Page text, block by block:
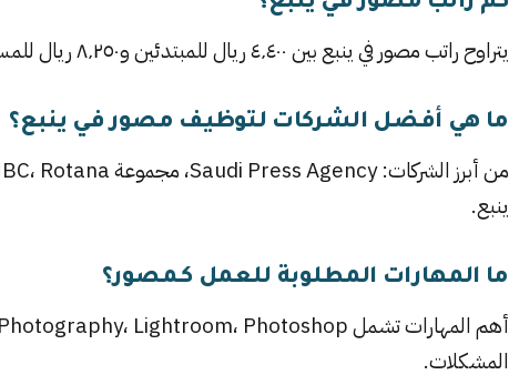
يتراوح راتب مصور في ينبع بين ٤٬٤٠٠ ريال للمبتدئين و٨٬٢٥٠ ريال للمستوى المتوسط، وقد يصل لأكثر من ذلك للخبراء حسب الشركة والخبرة.
ما هي أفضل الشركات لتوظيف مصور في ينبع؟
ينبع.
ما المهارات المطلوبة للعمل كـمصور؟
المشكلات.